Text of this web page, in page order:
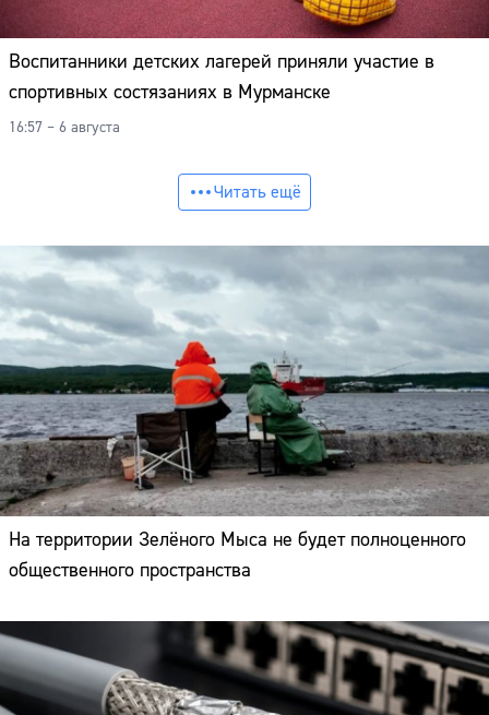
Воспитанники детских лагерей приняли участие в
спортивных состязаниях в Мурманске
16:57 – 6 августа
Читать ещё
На территории Зелёного Мыса не будет полноценного
общественного пространства